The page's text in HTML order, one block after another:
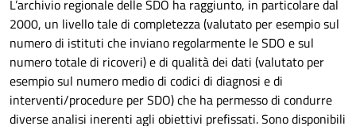
L’archivio regionale delle SDO ha raggiunto, in particolare dal
2000, un livello tale di completezza (valutato per esempio sul
numero di istituti che inviano regolarmente le SDO e sul
numero totale di ricoveri) e di qualità dei dati (valutato per
esempio sul numero medio di codici di diagnosi e di
interventi/procedure per SDO) che ha permesso di condurre
diverse analisi inerenti agli obiettivi prefissati.Sono disponibili